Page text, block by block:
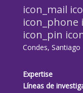
icon_mail
icon_phone
icon_pin
Condes, Santiago
Expertise
Líneas de